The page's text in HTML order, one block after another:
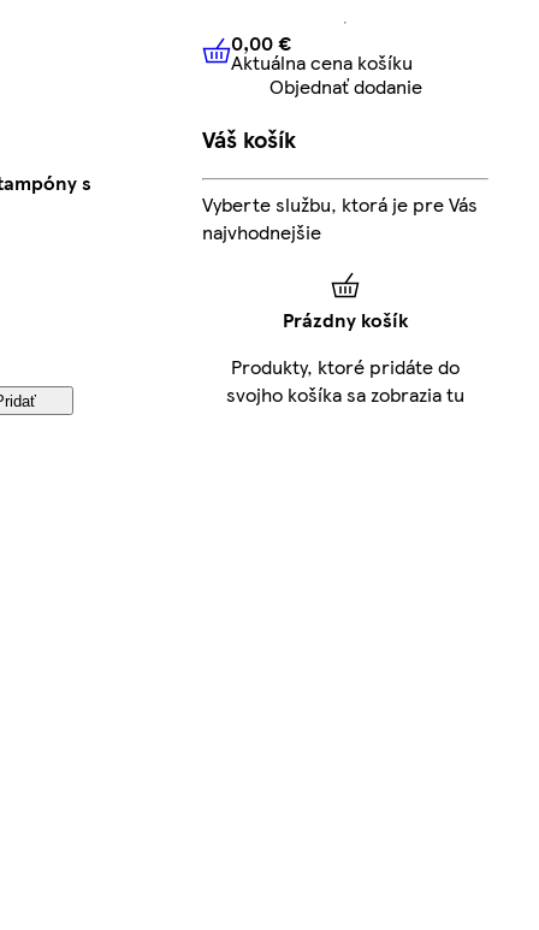
s
0,00 € Aktuálna cena košíku
0,00 €
Aktuálna cena košíku
Objednať dodanie
Váš košík
Vyberte službu, ktorá je pre Vás
najvhodnejšie
Prázdny košík
Produkty, ktoré pridáte do
svojho košíka sa zobrazia tu